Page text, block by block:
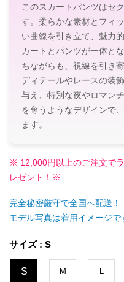
このスカートパンツはセ
す。柔らかな素材とフィ
い曲線を引き立て、魅力
カートとパンツが一体と
ちながらも、視線を引き
ディテールやレースの装
与え、特別な夜やロマン
を奪うようなデザインで
ます。
※ 12,000円以上のご注文で
レゼント！※
完全秘密厳守で全国へ配送！
モデル写真は着用イメージで
サイズ : S
S M